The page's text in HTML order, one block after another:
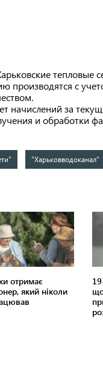
тепловые
производятся с
начислений за
и обработки
"Харьковводоканал"